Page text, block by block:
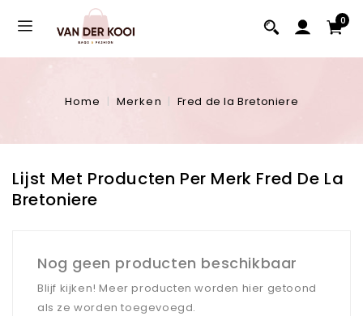
0
Home Merken Fred de la Bretoniere
Lijst Met Producten Per Merk Fred De La
Bretoniere
Nog geen producten beschikbaar
Blijf kijken! Meer producten worden hier getoond
als ze worden toegevoegd.